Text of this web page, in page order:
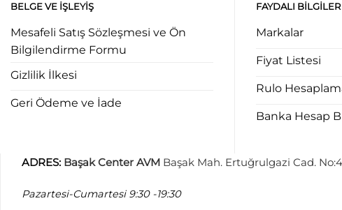
BELGE VE İŞLEYIŞ
Mesafeli Satış Sözleşmesi ve Ön
Bilgilendirme Formu
Gizlilik İlkesi
Geri Ödeme ve İade
FAYDALI BILGILER
Markalar
Fiyat Listesi
Rulo
Banka Hesap
ADRES: Başak Center AVM Başak Mah. Ertuğrulgazi Cad.
Pazartesi-Cumartesi 9:30 -19:30